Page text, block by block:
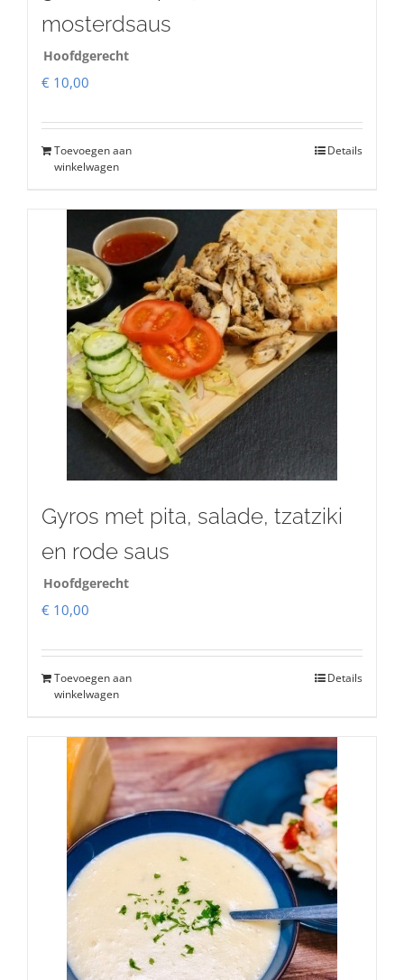
mosterdsaus
Hoofdgerecht
€ 10,00
Toevoegen aan
winkelwagen
Details
Gyros met pita, salade, tzatziki
en rode saus
Hoofdgerecht
€ 10,00
Toevoegen aan
winkelwagen
Details